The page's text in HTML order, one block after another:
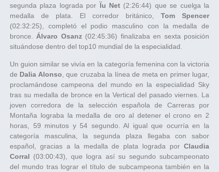
segunda plaza lograda por Ïu Net (2:26:44) que se cuelga la
medalla de plata. El corredor británico, Tom Spencer
(02:32:25), completó el podio masculino con la medalla de
bronce.Álvaro Osanz(02:45:36) finalizaba en sexta posición
situándose dentro del top10 mundial de la especialidad.
Un guion similar se vivía en la categoría femenina con la victoria
de Dalia Alonso , que cruzaba la línea de meta en primer lugar,
proclamándose campeona del mundo en la especialidad Sky
tras su medalla de bronce en la Vertical del pasado viernes. La
joven corredora de la selección española de Carreras por
Montaña lograba la medalla de oro al detener el crono en 2
horas, 59 minutos y 54 segundo. Al igual que ocurría en la
categoría masculina, la segunda plaza llegaba con sabor
español, gracias a la medalla de plata lograda por Claudia
Corral (03:00:43), que logra así su segundo subcampeonato
del mundo tras lograr el título de subcampeona también en la